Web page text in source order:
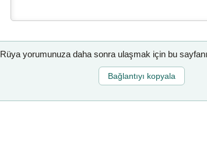
Rüya yorumunuza daha sonra ulaşmak için bu
Bağlantıyı kopyala